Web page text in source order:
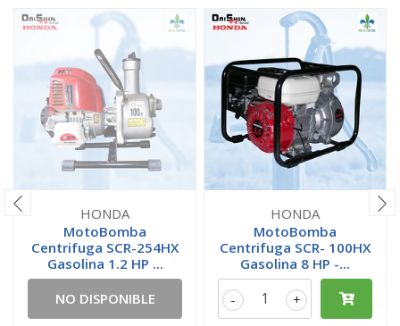
HONDA
MotoBomba
Centrifuga SCR-254HX
Gasolina 1.2 HP ...
NO DISPONIBLE
HONDA
MotoBomba
Centrifuga SCR- 100HX
Gasolina 8 HP -...
+
-